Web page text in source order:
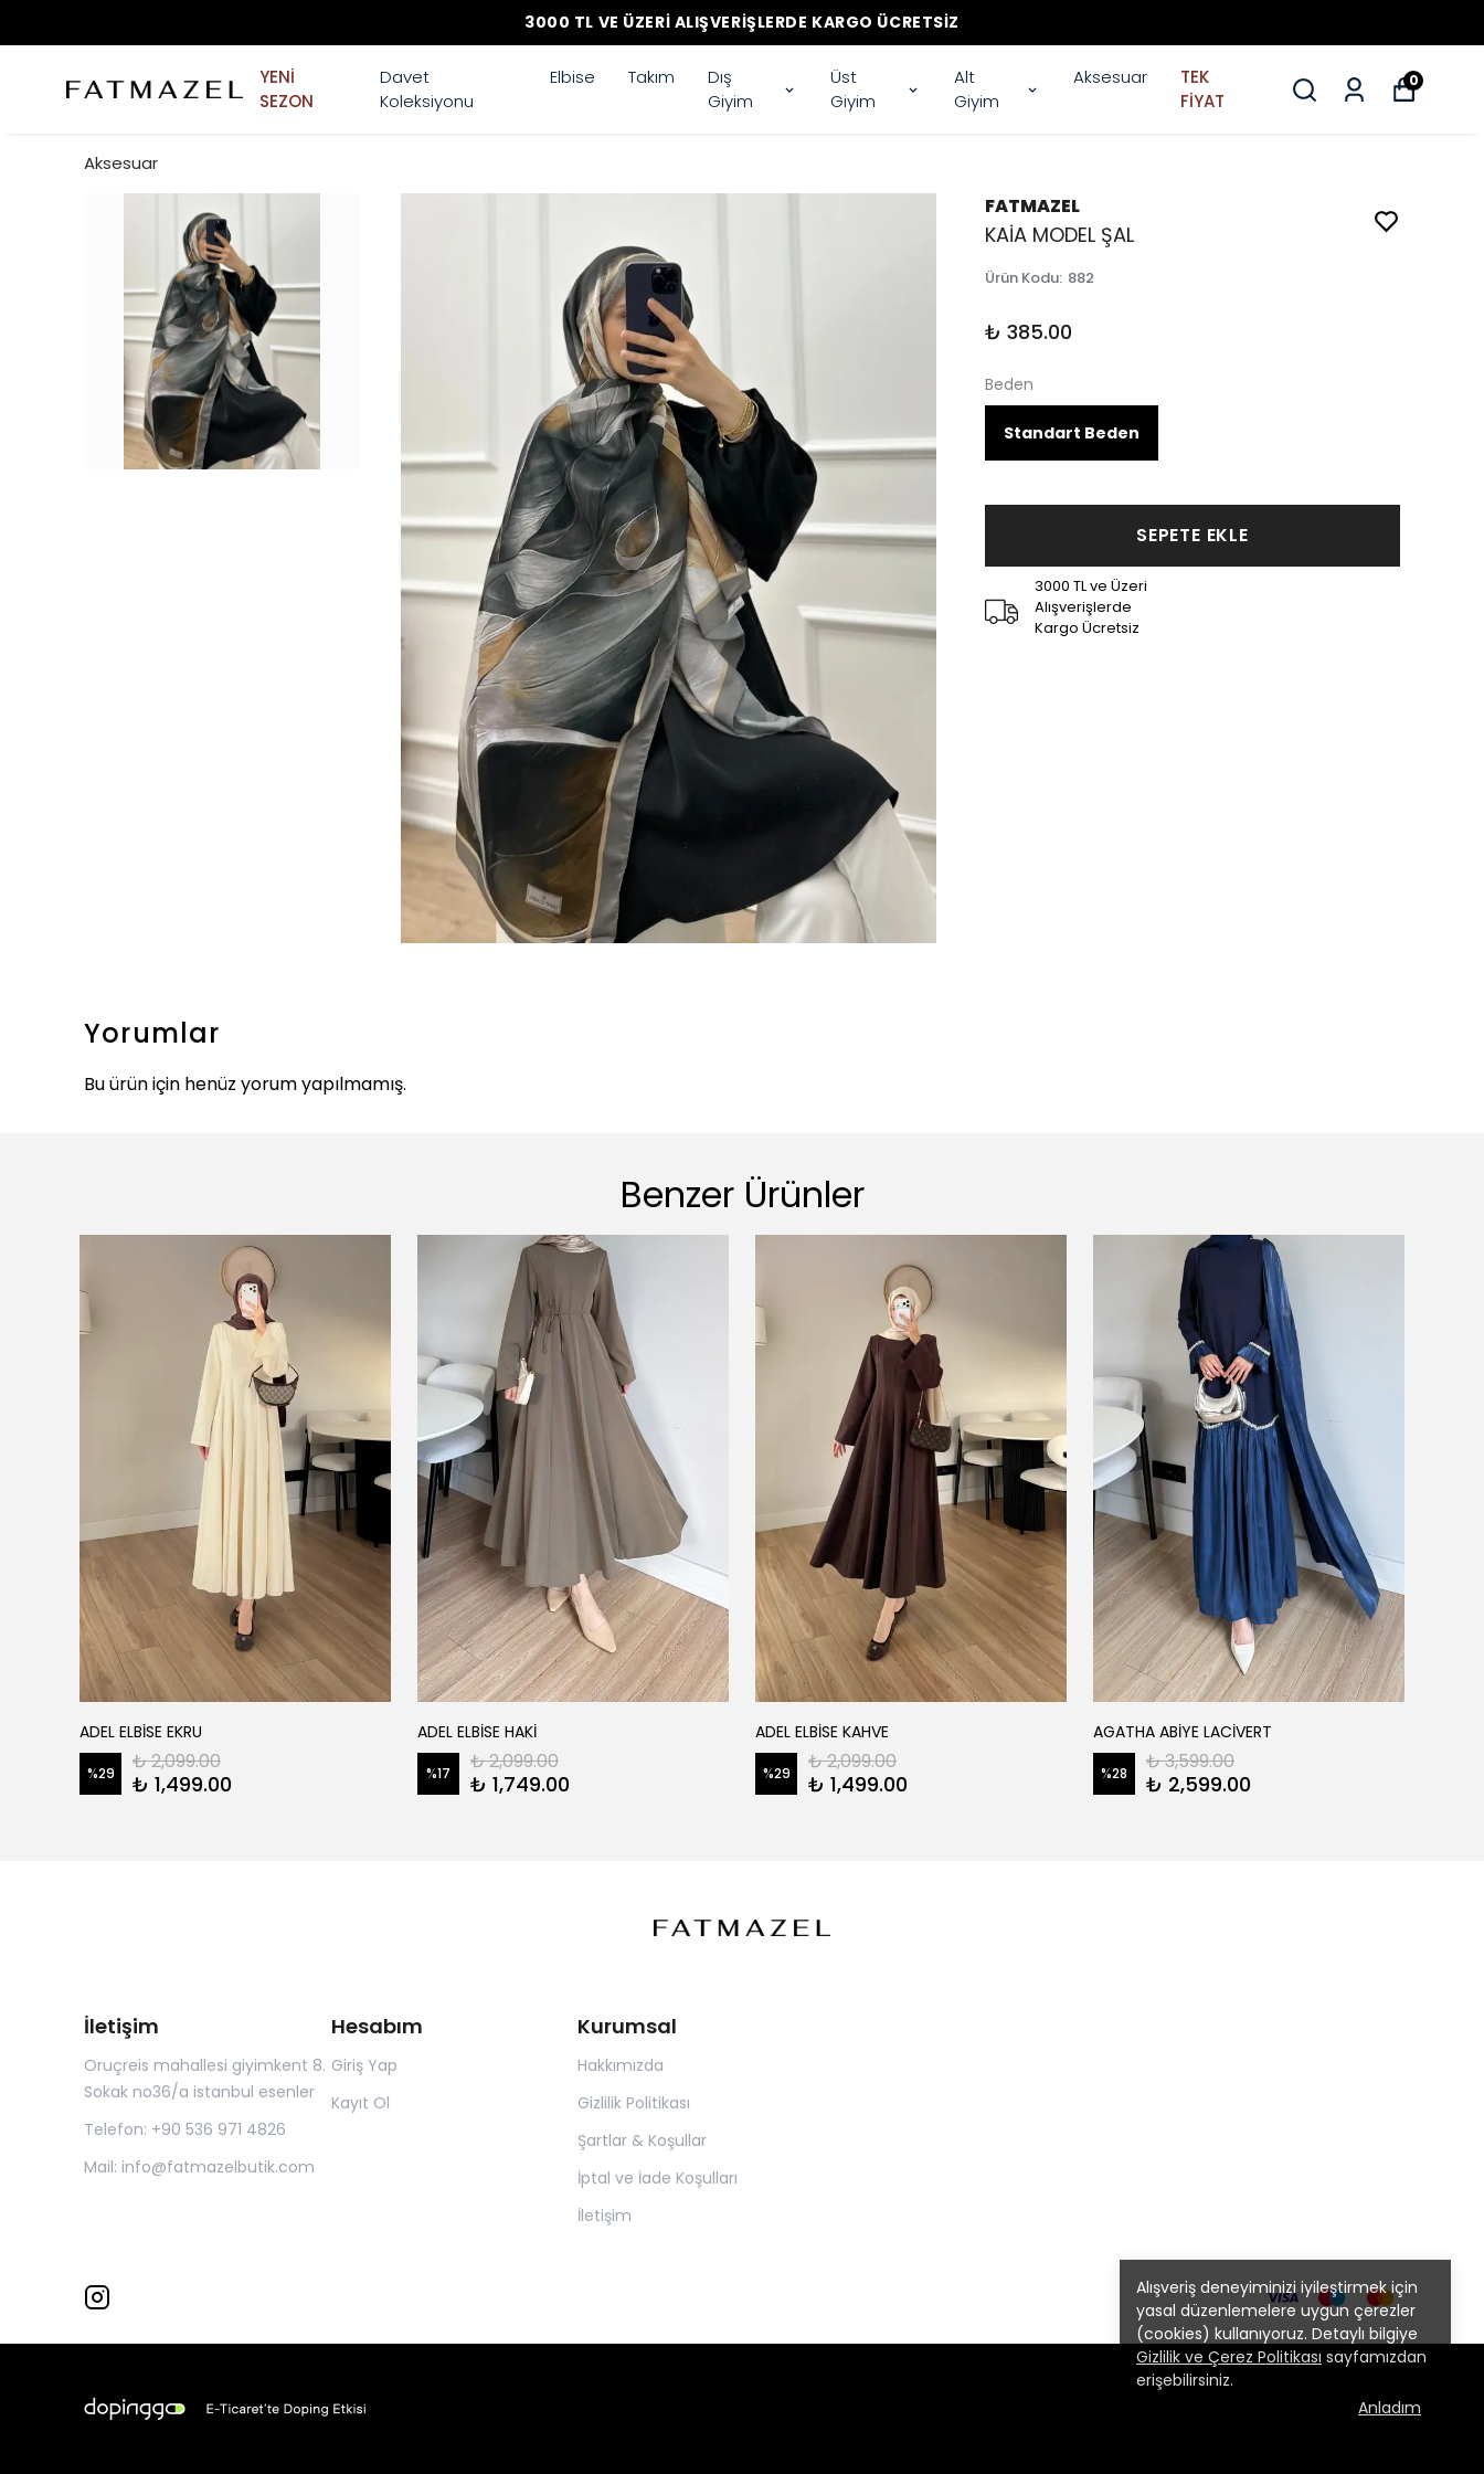
3000 TL VE ÜZERI ALIŞVERIŞLERDE KARGO ÜCRETSIZ
YENİ
SEZON
Davet
Koleksiyonu
Elbise Takım
Dış
Giyim
Üst
Giyim
Alt
Giyim
Aksesuar
TEK
FİYAT
0
Alışveriş deneyiminizi iyileştirmek için
yasal düzenlemelere uygun çerezler
(cookies) kullanıyoruz. Detaylı bilgiye
Gizlilik ve Çerez Politikası sayfamızdan
erişebilirsiniz.
Anladım
Aksesuar
FATMAZEL
KAİA MODEL ŞAL
Ürün Kodu: 882
₺ 385.00
Beden
Standart Beden
SEPETE EKLE
3000 TL ve Üzeri
Alışverişlerde
Kargo Ücretsiz
Yorumlar
Bu ürün için henüz yorum yapılmamış.
Benzer Ürünler
ADEL ELBİSE EKRU
%29 ₺ 2,099.00
₺ 1,499.00
ADEL ELBİSE HAKİ
%17 ₺ 2,099.00
₺ 1,749.00
ADEL ELBİSE KAHVE
%29 ₺ 2,099.00
₺ 1,499.00
AGATHA ABİYE LACİVERT
%28 ₺ 3,599.00
₺ 2,599.00
İletişim
Oruçreis mahallesi giyimkent 8.
Sokak no36/a istanbul esenler
Telefon: +90 536 971 4826
Mail: info@fatmazelbutik.com
Hesabım
Giriş Yap
Kayıt Ol
Kurumsal
Hakkımızda
Gizlilik Politikası
Şartlar & Koşullar
İptal ve İade Koşulları
İletişim